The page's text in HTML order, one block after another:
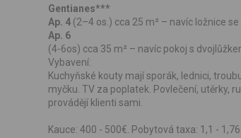
Gentianes***
Ap. 4(2–4 os.) cca 25 m² – navíc ložnice
Ap. 6
(4-6os) cca 35 m² – navíc pokoj s
Vybavení:
Kuchyňské kouty mají sporák, lednici,
myčku. TV za poplatek. Povlečení, utěrky,
provádějí klienti sami.
Kauce: 400 - 500€. Pobytová taxa: 1,1 -